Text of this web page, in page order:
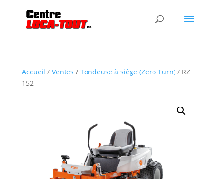
Accueil / Ventes / Tondeuse à siège (Zero Turn)/ RZ
152